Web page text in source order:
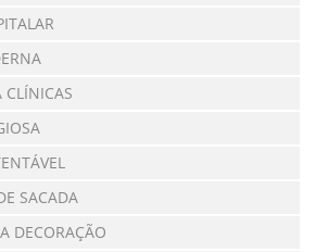
CLÍNICAS
SACADA
DECORAÇÃO